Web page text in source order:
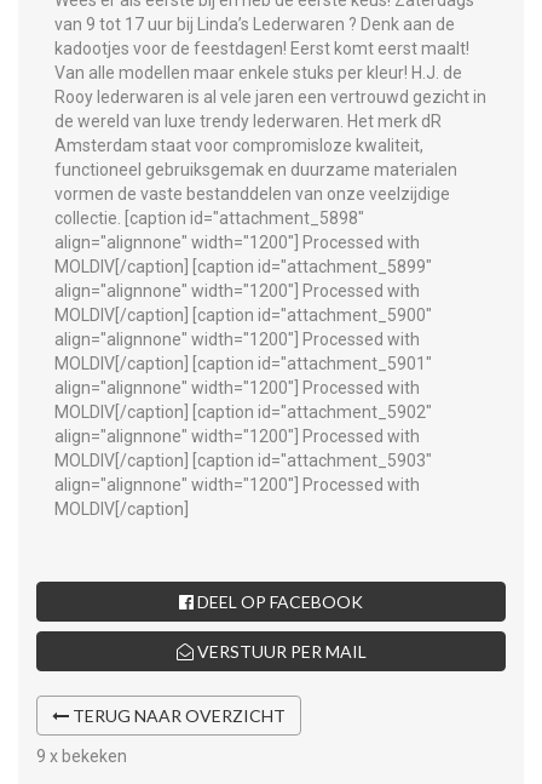
van 9 tot 17 uur bij Linda’s Lederwaren ? Denk aan de
kadootjes voor de feestdagen! Eerst komt eerst maalt!
Van alle modellen maar enkele stuks per kleur! H.J. de
Rooy lederwaren is al vele jaren een vertrouwd gezicht in
de wereld van luxe trendy lederwaren. Het merk dR
Amsterdam staat voor compromisloze kwaliteit,
functioneel gebruiksgemak en duurzame materialen
vormen de vaste bestanddelen van onze veelzijdige
collectie. [caption id="attachment_5898"
align="alignnone" width="1200"]
Processed with
MOLDIV[/caption] [caption id="attachment_5899"
align="alignnone" width="1200"]
Processed with
MOLDIV[/caption] [caption id="attachment_5900"
align="alignnone" width="1200"]
Processed with
MOLDIV[/caption] [caption id="attachment_5901"
align="alignnone" width="1200"]
Processed with
MOLDIV[/caption] [caption id="attachment_5902"
align="alignnone" width="1200"]
Processed with
MOLDIV[/caption] [caption id="attachment_5903"
align="alignnone" width="1200"]
Processed with
MOLDIV[/caption]
DEEL OP FACEBOOK
VERSTUUR PER MAIL
TERUG NAAR OVERZICHT
9 x bekeken